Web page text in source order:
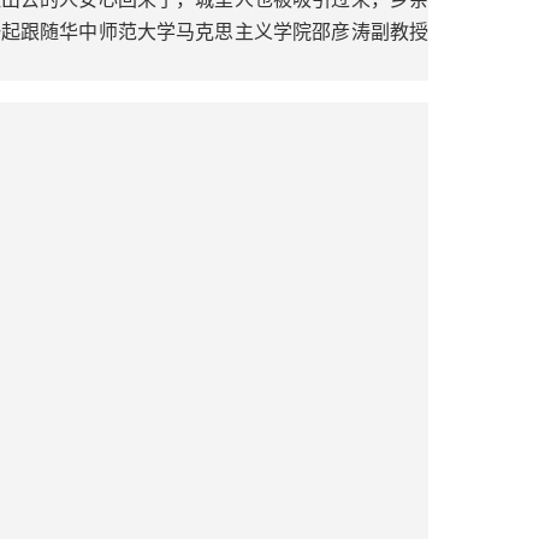
跟随华中师范大学马克思主义学院邵彦涛副教授